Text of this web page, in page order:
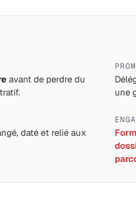
avant de perdre du
une
daté et relié aux